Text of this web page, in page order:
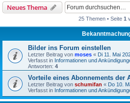
Neues Thema
25 Themen • Seite 1
Bilder ins Forum einstellen
Letzter Beitrag von moses « Di 11. Mai
Verfasst in Informationen und
Antworten: 4
Vorteile eines Abonnements der
Letzter Beitrag von schumifan « Do 10.
Verfasst in Informationen und